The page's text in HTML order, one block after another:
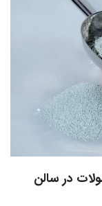
در سالن